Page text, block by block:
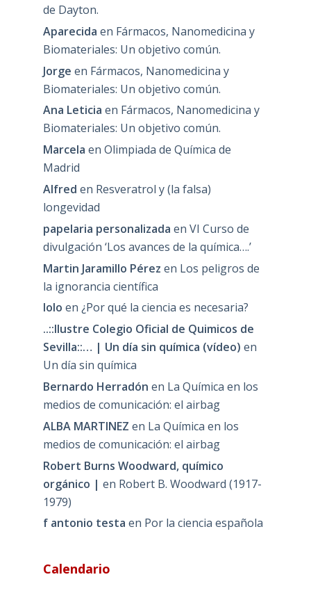
de Dayton.
Aparecida en Fármacos, Nanomedicina y
Biomateriales: Un objetivo común.
Jorge en Fármacos, Nanomedicina y
Biomateriales: Un objetivo común.
Ana Leticia en Fármacos, Nanomedicina y
Biomateriales: Un objetivo común.
Marcela en Olimpiada de Química de
Madrid
Alfred en Resveratrol y (la falsa)
longevidad
papelaria personalizada en VI Curso de
divulgación ‘Los avances de la química….’
Martin Jaramillo Pérez en Los peligros de
la ignorancia científica
lolo en ¿Por qué la ciencia es necesaria?
..::Ilustre Colegio Oficial de Quimicos de
Sevilla::… | Un día sin química (vídeo) en
Un día sin química
Bernardo Herradón en La Química en los
medios de comunicación: el airbag
ALBA MARTINEZ en La Química en los
medios de comunicación: el airbag
Robert Burns Woodward, químico
orgánico | en Robert B. Woodward (1917-
1979)
f antonio testa en Por la ciencia española
Calendario